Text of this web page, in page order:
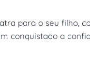
para o seu filho,
conquistado a